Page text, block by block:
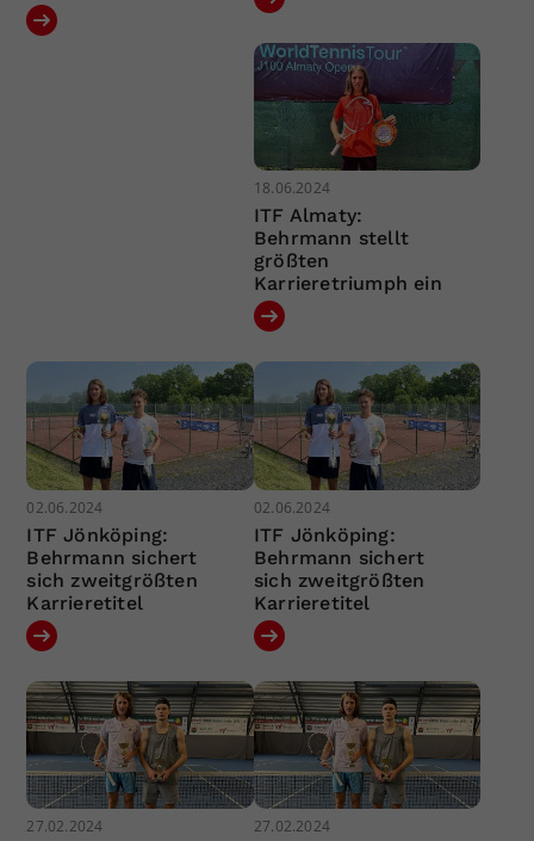
18.06.2024
ITF Almaty:
Behrmann stellt
größten
Karrieretriumph ein
02.06.2024
ITF Jönköping:
Behrmann sichert
sich zweitgrößten
Karrieretitel
02.06.2024
ITF Jönköping:
Behrmann sichert
sich zweitgrößten
Karrieretitel
27.02.2024 27.02.2024